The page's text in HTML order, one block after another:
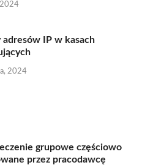
adresów IP w kasach
2024
grupowe częściowo
przez pracodawcę